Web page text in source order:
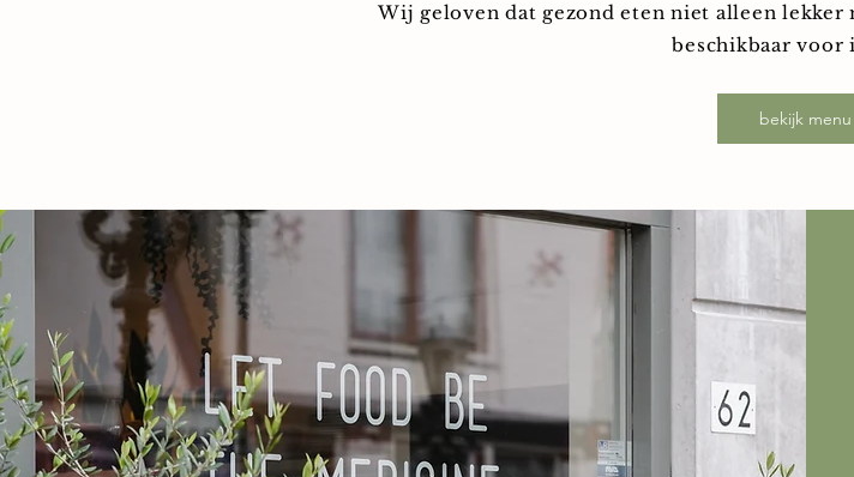
Wij geloven dat gezond eten niet alleen
beschikbaar voor
bekijk menu